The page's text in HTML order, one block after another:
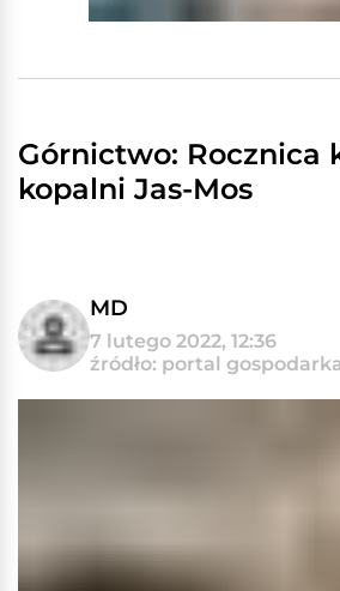
Górnictwo: Rocznica
kopalni Jas-Mos
MD
7 lutego 2022, 12:36
źródło: portal